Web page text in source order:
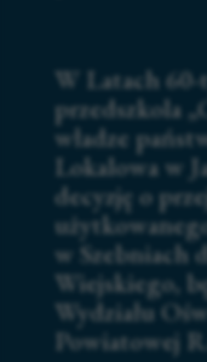
W Latach
przedszkola
władze
Lokalowa w
decyzję o
w Szebniach
Wiejskiego,
Wydziału
Powiatowej